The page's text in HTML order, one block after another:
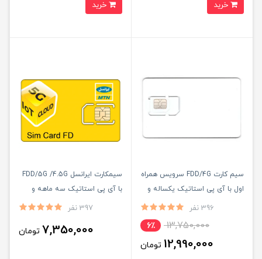
سیم کارت FDD/4G سرویس همراه
اول با آی پی استاتیک یکساله و
500 گیگ اینترنت یکساله
396 نفر
13,750,000 6٪
12,990,000 تومان
سیمکارت ایرانسل FDD/5G /4.5G
با آی پی استاتیک سه ماهه و
بسته اینترنت 100 گیگ سه ماهه
397 نفر
7,350,000 تومان